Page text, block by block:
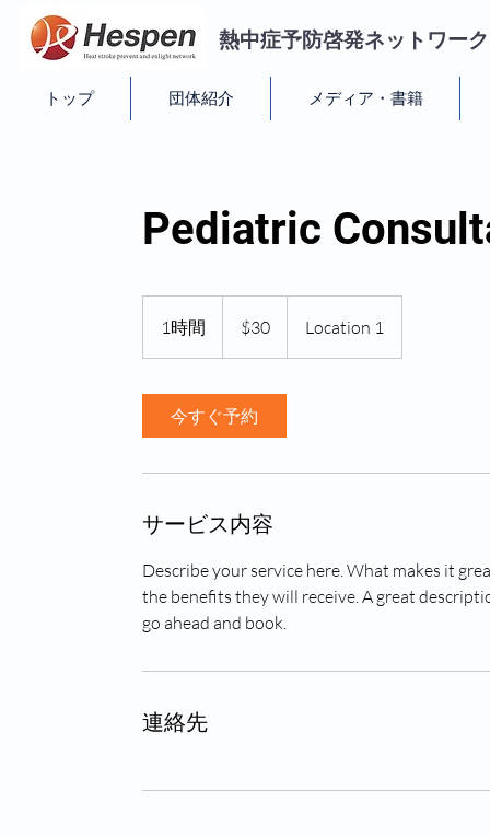
​熱中症予防啓発ネットワーク
トップ 団体紹介 メディア・書籍
Pediatric
1時間
時
$30 Location 1
今すぐ予約
サービス内容
Describe your service here. What makes it
the benefits they will receive. A great
go ahead and book.
連絡先